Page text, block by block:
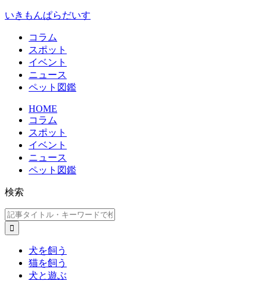
いきもんぱらだいす
コラム
スポット
イベント
ニュース
ペット図鑑
HOME
コラム
スポット
イベント
ニュース
ペット図鑑
検索
犬を飼う
猫を飼う
犬と遊ぶ